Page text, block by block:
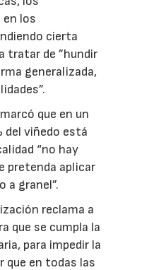
los
cierta
tratar de ”hundir
generalizada,
que en un
del viñedo está
“no hay
pretenda aplicar
a granel”.
reclama a
que se cumpla la
para impedir la
que en todas las